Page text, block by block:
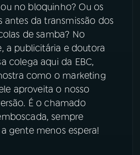
Facebook
no bloquinho? Ou os
antes da transmissão dos
de samba? No
a publicitária e doutora
colega aqui da EBC,
como o marketing
aproveita o nosso
É o chamado
sempre
gente menos espera!